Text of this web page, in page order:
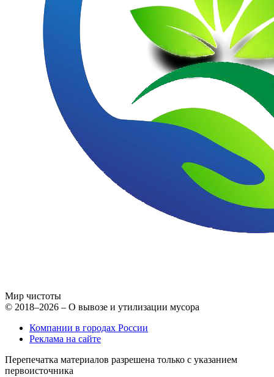
Мир чистоты
© 2018–2026 – О вывозе и утилизации мусора
Компании в городах России
Реклама на сайте
Перепечатка материалов разрешена только с указанием
первоисточника